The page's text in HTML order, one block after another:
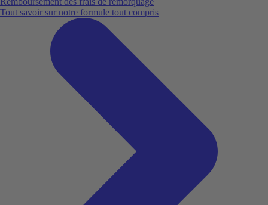
Tout savoir sur notre formule tout compris